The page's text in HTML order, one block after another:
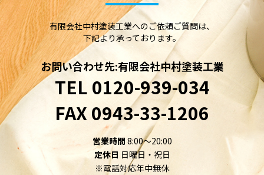
有限会社中村塗装工業へのご依頼ご質問は、
下記より承っております。
お問い合わせ先:有限会社中村塗装工業
TEL 0120-939-034
FAX0943-33-1206
営業時間 8:00～20:00
定休日 日曜日・祝日
※電話対応年中無休